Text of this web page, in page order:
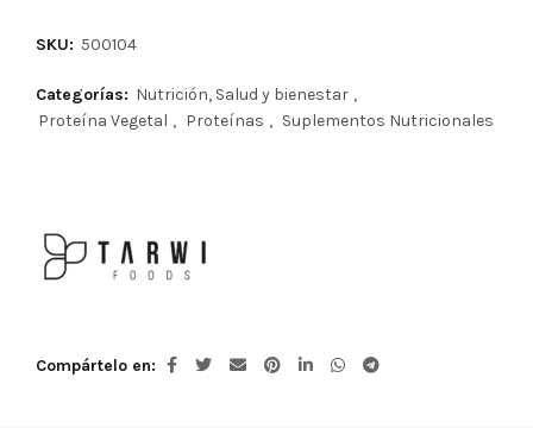
SKU: 500104
Categorías: Nutrición, Salud y bienestar ,
Proteína Vegetal , Proteínas , Suplementos Nutricionales
Compártelo en